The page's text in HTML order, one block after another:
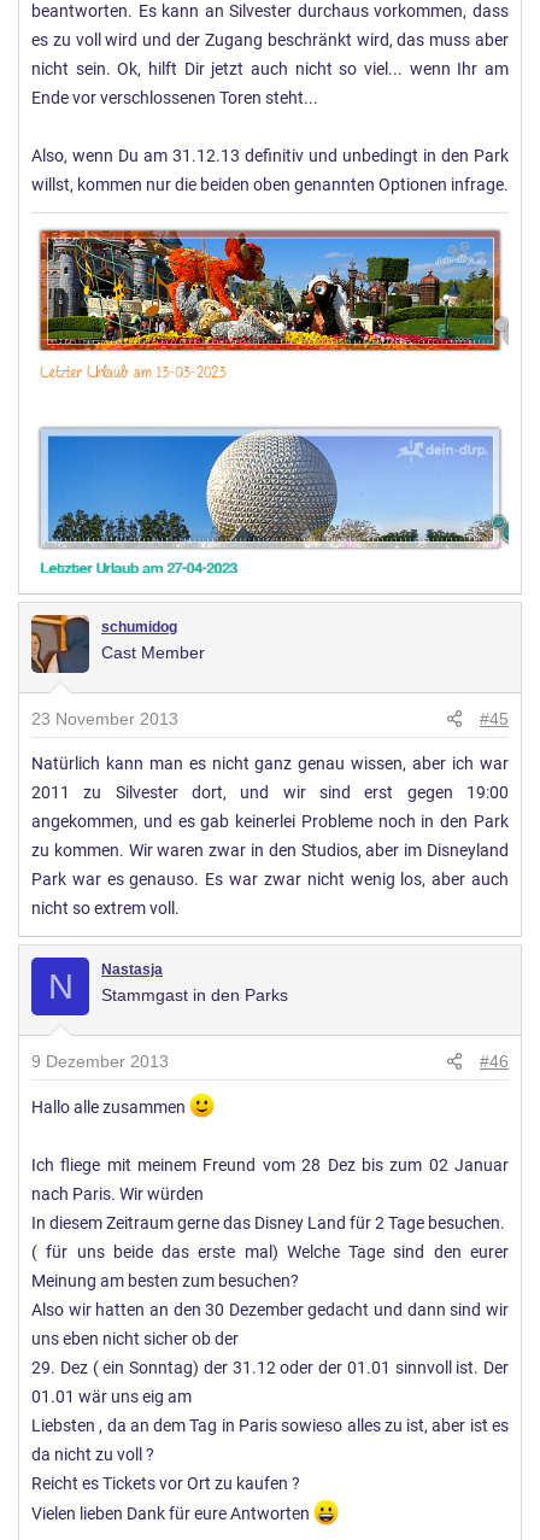
beantworten. Es kann an Silvester durchaus vorkommen, dass
es zu voll wird und der Zugang beschränkt wird, das muss aber
nicht sein. Ok, hilft Dir jetzt auch nicht so viel... wenn Ihr am
Ende vor verschlossenen Toren steht...
Also, wenn Du am 31.12.13 definitiv und unbedingt in den Park
willst, kommen nur die beiden oben genannten Optionen infrage.
schumidog
Cast Member
23 November 2013 #45
Natürlich kann man es nicht ganz genau wissen, aber ich war
2011 zu Silvester dort, und wir sind erst gegen 19:00
angekommen, und es gab keinerlei Probleme noch in den Park
zu kommen. Wir waren zwar in den Studios, aber im Disneyland
Park war es genauso. Es war zwar nicht wenig los, aber auch
nicht so extrem voll.
N Nastasja
Stammgast in den Parks
9 Dezember 2013 #46
Hallo alle zusammen
Ich fliege mit meinem Freund vom 28 Dez bis zum 02 Januar
nach Paris. Wir würden
In diesem Zeitraum gerne das Disney Land für 2 Tage besuchen.
( für uns beide das erste mal) Welche Tage sind den eurer
Meinung am besten zum besuchen?
Also wir hatten an den 30 Dezember gedacht und dann sind wir
uns eben nicht sicher ob der
29. Dez ( ein Sonntag) der 31.12 oder der 01.01 sinnvoll ist. Der
01.01 wär uns eig am
Liebsten , da an dem Tag in Paris sowieso alles zu ist, aber ist es
da nicht zu voll ?
Reicht es Tickets vor Ort zu kaufen ?
Vielen lieben Dank für eure Antworten